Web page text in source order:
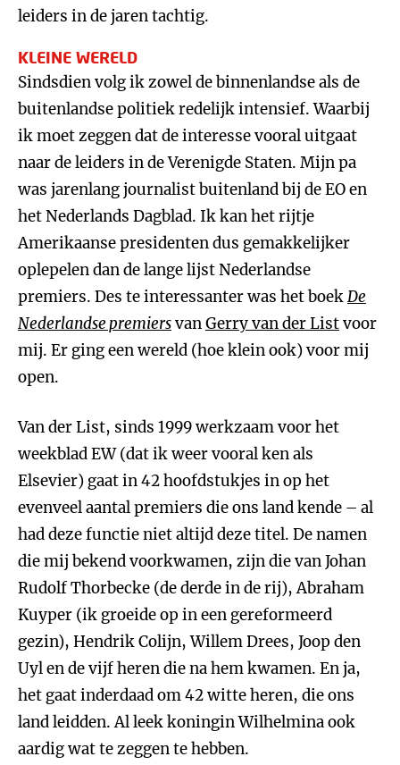
leiders in de jaren tachtig.
KLEINE WERELD
Sindsdien volg ik zowel de binnenlandse als de
buitenlandse politiek redelijk intensief. Waarbij
ik moet zeggen dat de interesse vooral uitgaat
naar de leiders in de Verenigde Staten. Mijn pa
was jarenlang journalist buitenland bij de EO en
het Nederlands Dagblad. Ik kan het rijtje
Amerikaanse presidenten dus gemakkelijker
oplepelen dan de lange lijst Nederlandse
premiers. Des te interessanter was het boekDe
Nederlandse premiersvanGerry van der Listvoor
mij. Er ging een wereld (hoe klein ook) voor mij
open.
Van der List, sinds 1999 werkzaam voor het
weekblad EW (dat ik weer vooral ken als
Elsevier) gaat in 42 hoofdstukjes in op het
evenveel aantal premiers die ons land kende – al
had deze functie niet altijd deze titel. De namen
die mij bekend voorkwamen, zijn die van Johan
Rudolf Thorbecke (de derde in de rij), Abraham
Kuyper (ik groeide op in een gereformeerd
gezin), Hendrik Colijn, Willem Drees, Joop den
Uyl en de vijf heren die na hem kwamen. En ja,
het gaat inderdaad om 42 witte heren, die ons
land leidden. Al leek koningin Wilhelmina ook
aardig wat te zeggen te hebben.